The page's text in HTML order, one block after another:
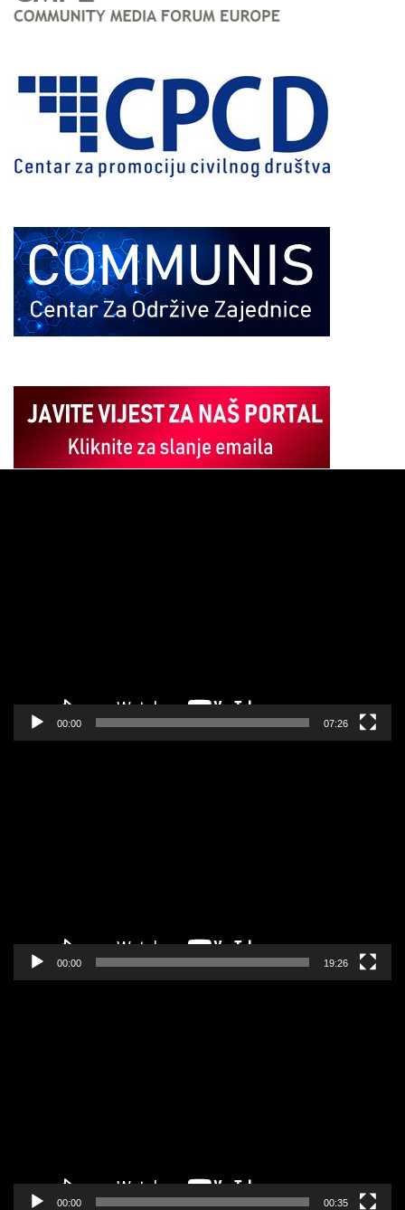
00:00 07:26
00:00 19:26
00:00 00:35